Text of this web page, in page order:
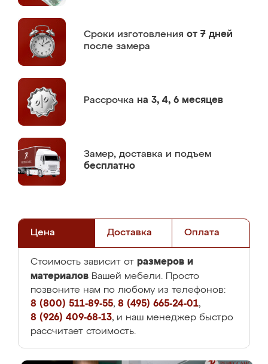
Сроки изготовления от 7 дней
после замера
Рассрочка на 3, 4, 6 месяцев
Замер, доставка и подъем
бесплатно
Цена Доставка Оплата
Стоимость зависит от размеров и
материалов Вашей мебели. Просто
позвоните нам по любому из телефонов:
8 (800) 511-89-55, 8 (495) 665-24-01,
8 (926) 409-68-13, и наш менеджер быстро
рассчитает стоимость.